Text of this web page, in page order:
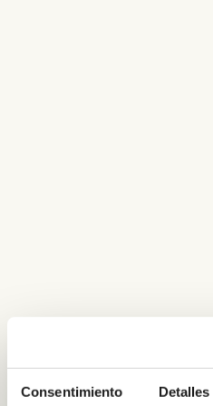
Consentimiento Detalles